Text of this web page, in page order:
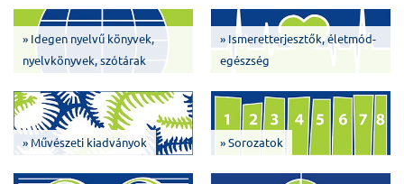
» Idegen nyelvű könyvek,
nyelvkönyvek, szótárak
» Ismeretterjesztők, életmód-
egészség
» Művészeti kiadványok » Sorozatok